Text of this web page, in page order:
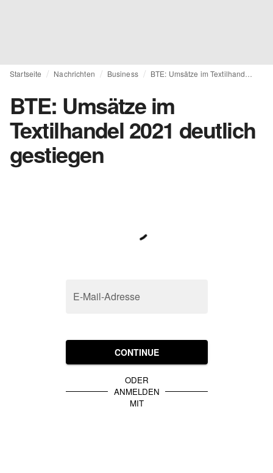
Startseite Nachrichten Business
BTE: Umsätze im
Textilhandel 2021 deutlich
gestiegen
E-Mail-Adresse
CONTINUE
ODER
ANMELDEN
MIT